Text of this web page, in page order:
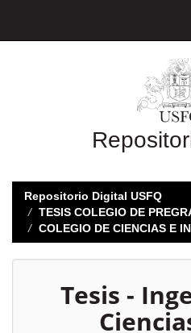
Repositorio Digital USFQ
TESIS COLEGIO DE
COLEGIO DE CIENCIAS E
Tesis -